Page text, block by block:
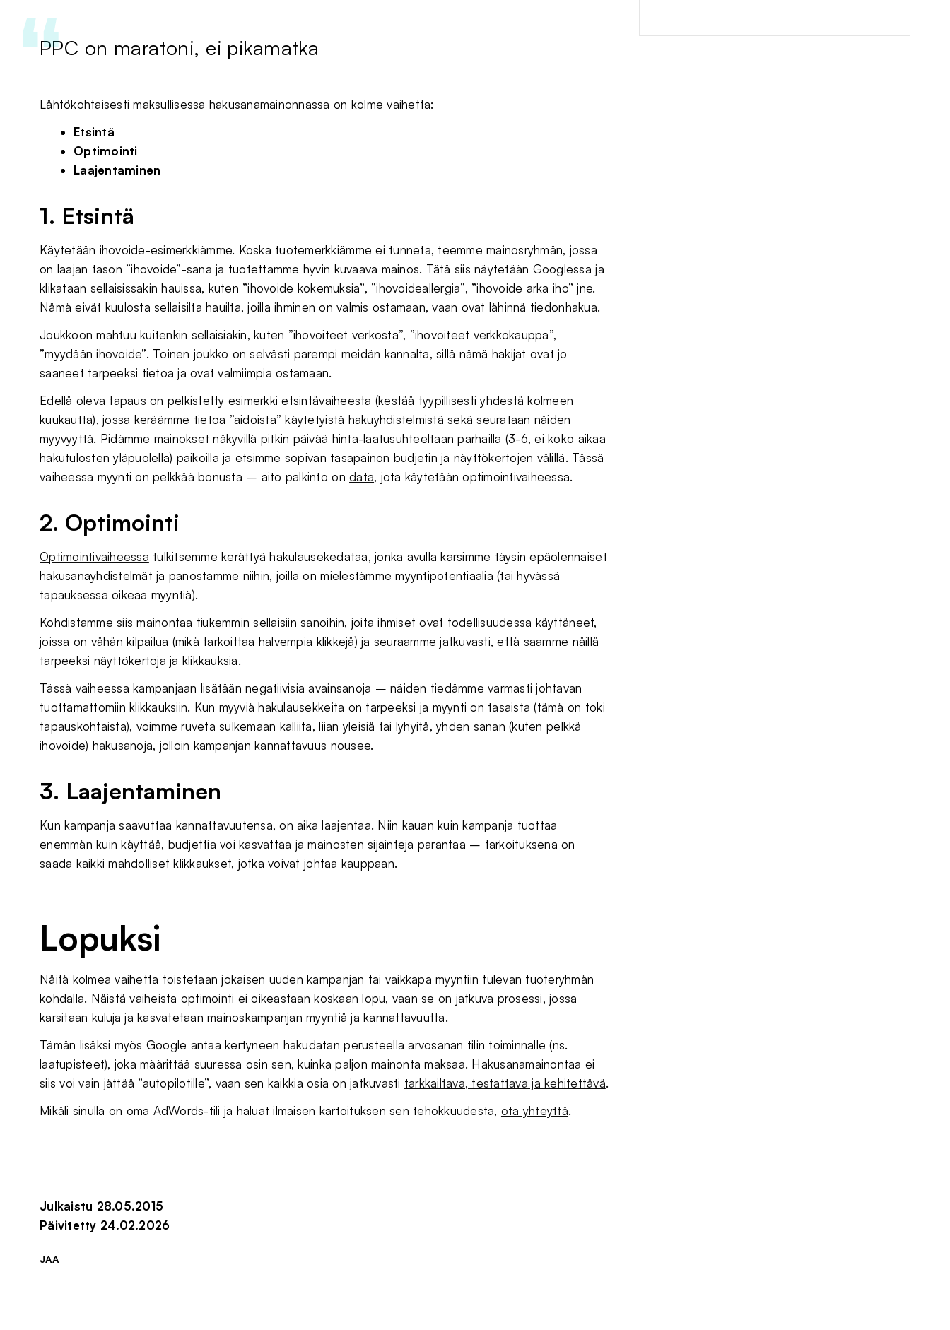
PPC on maratoni, ei pikamatka
Lähtökohtaisesti maksullisessa hakusanamainonnassa on kolme vaihetta:
Etsintä
Optimointi
Laajentaminen
1. Etsintä
Käytetään ihovoide-esimerkkiämme. Koska tuotemerkkiämme ei tunneta, teemme mainosryhmän, jossa
on laajan tason ”ihovoide”-sana ja tuotettamme hyvin kuvaava mainos. Tätä siis näytetään Googlessa ja
klikataan sellaisissakin hauissa, kuten ”ihovoide kokemuksia”, ”ihovoideallergia”, ”ihovoide arka iho” jne.
Nämä eivät kuulosta sellaisilta hauilta, joilla ihminen on valmis ostamaan, vaan ovat lähinnä tiedonhakua.
Joukkoon mahtuu kuitenkin sellaisiakin, kuten ”ihovoiteet verkosta”, ”ihovoiteet verkkokauppa”,
”myydään ihovoide”. Toinen joukko on selvästi parempi meidän kannalta, sillä nämä hakijat ovat jo
saaneet tarpeeksi tietoa ja ovat valmiimpia ostamaan.
Edellä oleva tapaus on pelkistetty esimerkki etsintävaiheesta (kestää tyypillisesti yhdestä kolmeen
kuukautta), jossa keräämme tietoa ”aidoista” käytetyistä hakuyhdistelmistä sekä seurataan näiden
myyvyyttä. Pidämme mainokset näkyvillä pitkin päivää hinta-laatusuhteeltaan parhailla (3-6, ei koko aikaa
hakutulosten yläpuolella) paikoilla ja etsimme sopivan tasapainon budjetin ja näyttökertojen välillä. Tässä
vaiheessa myynti on pelkkää bonusta – aito palkinto ondata, jota käytetään optimointivaiheessa.
2. Optimointi
Optimointivaiheessa tulkitsemme kerättyä hakulausekedataa, jonka avulla karsimme täysin epäolennaiset
hakusanayhdistelmät ja panostamme niihin, joilla on mielestämme myyntipotentiaalia (tai hyvässä
tapauksessa oikeaa myyntiä).
Kohdistamme siis mainontaa tiukemmin sellaisiin sanoihin, joita ihmiset ovat todellisuudessa käyttäneet,
joissa on vähän kilpailua (mikä tarkoittaa halvempia klikkejä) ja seuraamme jatkuvasti, että saamme näillä
tarpeeksi näyttökertoja ja klikkauksia.
Tässä vaiheessa kampanjaan lisätään negatiivisia avainsanoja – näiden tiedämme varmasti johtavan
tuottamattomiin klikkauksiin. Kun myyviä hakulausekkeita on tarpeeksi ja myynti on tasaista (tämä on toki
tapauskohtaista), voimme ruveta sulkemaan kalliita, liian yleisiä tai lyhyitä, yhden sanan (kuten pelkkä
ihovoide) hakusanoja, jolloin kampanjan kannattavuus nousee.
3. Laajentaminen
Kun kampanja saavuttaa kannattavuutensa, on aika laajentaa. Niin kauan kuin kampanja tuottaa
enemmän kuin käyttää, budjettia voi kasvattaa ja mainosten sijainteja parantaa – tarkoituksena on
saada kaikki mahdolliset klikkaukset, jotka voivat johtaa kauppaan.
Lopuksi
Näitä kolmea vaihetta toistetaan jokaisen uuden kampanjan tai vaikkapa myyntiin tulevan tuoteryhmän
kohdalla. Näistä vaiheista optimointi ei oikeastaan koskaan lopu, vaan se on jatkuva prosessi, jossa
karsitaan kuluja ja kasvatetaan mainoskampanjan myyntiä ja kannattavuutta.
Tämän lisäksi myös Google antaa kertyneen hakudatan perusteella arvosanan tilin toiminnalle (ns.
laatupisteet), joka määrittää suuressa osin sen, kuinka paljon mainonta maksaa. Hakusanamainontaa ei
siis voi vain jättää ”autopilotille”, vaan sen kaikkia osia on jatkuvasti tarkkailtava, testattava ja kehitettävä.
Mikäli sinulla on oma AdWords-tili ja haluat ilmaisen kartoituksen sen tehokkuudesta, ota yhteyttä.
Julkaistu 28.05.2015
Päivitetty 24.02.2026
JAA